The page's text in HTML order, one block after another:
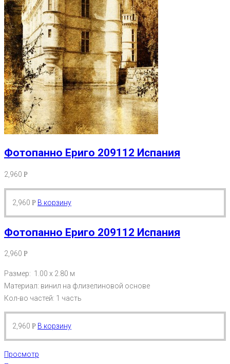
Фотопанно Ериго 209112 Испания
2,960 Р
2,960 Р В корзину
Фотопанно Ериго 209112 Испания
2,960 Р
Размер: 1.00 х 2.80 м
Материал: винил на флизелиновой основе
Кол-во частей: 1 часть
2,960 Р В корзину
Просмотр